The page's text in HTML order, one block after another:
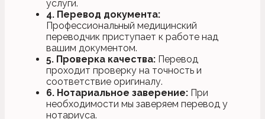
услуги.
4. Перевод документа:
Профессиональный медицинский
переводчик приступает к работе над
вашим документом.
5. Проверка качества: Перевод
проходит проверку на точность и
соответствие оригиналу.
6. Нотариальное заверение: При
необходимости мы заверяем перевод у
нотариуса.